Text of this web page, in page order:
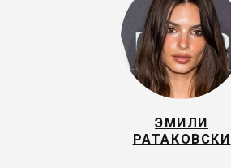
ЭМИЛИ
РАТАКОВСКИ